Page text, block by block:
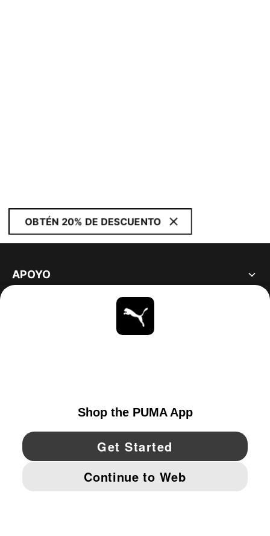
OBTÉN 20% DE DESCUENTO
APOYO
YouTube Twitter Pinterest
IMPRINT AND LEGAL DATA